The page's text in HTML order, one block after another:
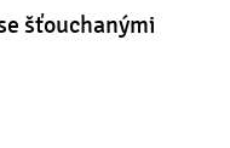
šťouchanými